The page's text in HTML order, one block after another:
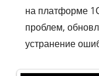
на платформе
проблем,
устранение